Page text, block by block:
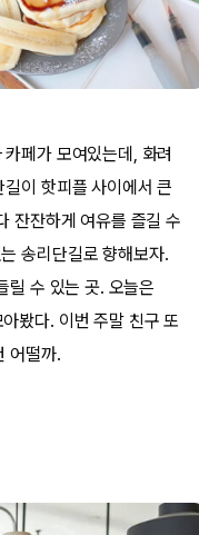
페가 모여있는데, 화려
이 핫피플 사이에서 큰
잔잔하게 여유를 즐길 수
송리단길로 향해보자.
릴 수 있는 곳. 오늘은
봤다. 이번 주말 친구 또
어떨까.